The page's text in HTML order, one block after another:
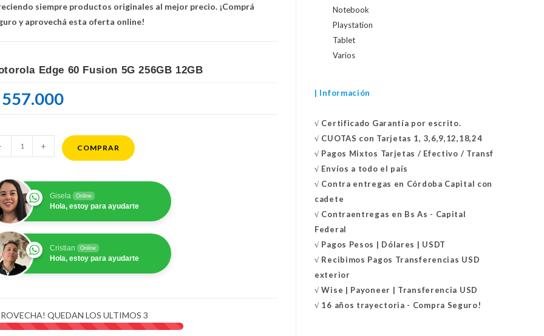
siempre productos originales al mejor precio. ¡Comprá
y aprovechá esta oferta online!
Edge 60 Fusion 5G 256GB 12GB
557.000
- + COMPRAR
Gisela Online
Hola, estoy para ayudarte
Cristian Online
Hola, estoy para ayudarte
QUEDAN LOS ULTIMOS3
Notebook
Playstation
Tablet
Varios
| Información
√ Certificado Garantía por escrito.
√ CUOTAS con Tarjetas 1, 3,6,9,12,18,24
√ Pagos Mixtos Tarjetas / Efectivo / Transf
√ Envíos a todo el país
√ Contra entregas en Córdoba Capital con
cadete
√ Contraentregas en Bs As - Capital
Federal
√ Pagos Pesos | Dólares | USDT
√ Recibimos Pagos Transferencias USD
exterior
√ Wise | Payoneer | Transferencia USD
√ 16 años trayectoria - Compra Seguro!